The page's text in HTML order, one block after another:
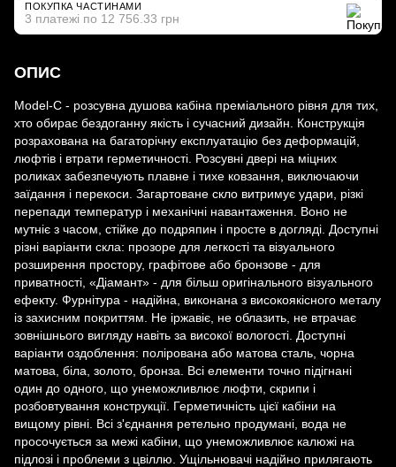
ПОКУПКА ЧАСТИНАМИ
3 платежі по 12 756.33 грн
ОПИС
Model-C - розсувна душова кабіна преміального рівня для тих,
хто обирає бездоганну якість і сучасний дизайн. Конструкція
розрахована на багаторічну експлуатацію без деформацій,
люфтів і втрати герметичності. Розсувні двері на міцних
роликах забезпечують плавне і тихе ковзання, виключаючи
заїдання і перекоси. Загартоване скло витримує удари, різкі
перепади температур і механічні навантаження. Воно не
мутніє з часом, стійке до подряпин і просте в догляді. Доступні
різні варіанти скла: прозоре для легкості та візуального
розширення простору, графітове або бронзове - для
приватності, «Діамант» - для більш оригінального візуального
ефекту. Фурнітура - надійна, виконана з високоякісного металу
із захисним покриттям. Не іржавіє, не облазить, не втрачає
зовнішнього вигляду навіть за високої вологості. Доступні
варіанти оздоблення: полірована або матова сталь, чорна
матова, біла, золото, бронза. Всі елементи точно підігнані
один до одного, що унеможливлює люфти, скрипи і
розбовтування конструкції. Герметичність цієї кабіни на
вищому рівні. Всі з'єднання ретельно продумані, вода не
просочується за межі кабіни, що унеможливлює калюжі на
підлозі і проблеми з цвіллю. Ущільнювачі надійно прилягають